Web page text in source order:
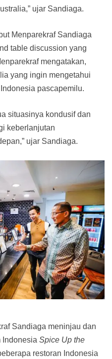
ujar Sandiaga.
Menparekraf Sandiaga
table discussion yang
mengatakan,
yang ingin mengetahui
pascapemilu.
situasinya kondusif dan
keberlanjutan
ujar Sandiaga.
Sandiaga meninjau dan
Indonesia Spice Up the
restoran Indonesia